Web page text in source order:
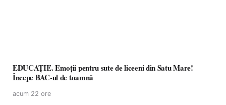
EDUCAȚIE. Emoții pentru sute de liceeni din Satu Mare!
Începe BAC-ul de toamnă
acum 22 ore